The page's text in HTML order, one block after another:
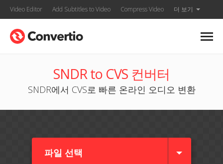
Video Editor Add Subtitles to Video Compress Video 더 보기
SNDR to CVS 컨버터
SNDR에서 CVS로 빠른 온라인 오디오 변환
파일 선택